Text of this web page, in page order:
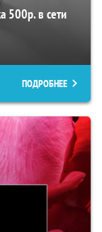
500р. в сети
ПОДРОБНЕЕ